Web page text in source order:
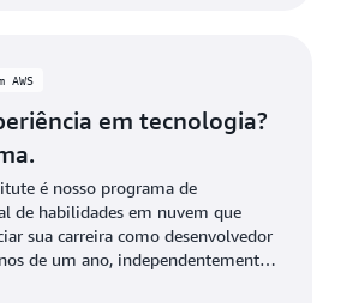
em tecnologia?
é nosso programa de
de habilidades em nuvem que
sua carreira como desenvolvedor
de um ano, independentemente